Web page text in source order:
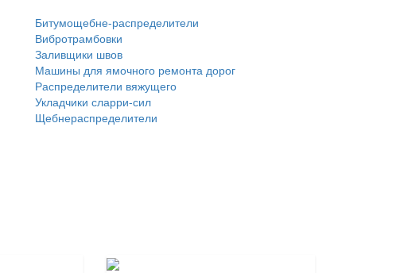
Битумощебне-распределители
Вибротрамбовки
Заливщики швов
Машины для ямочного ремонта дорог
Распределители вяжущего
Укладчики сларри-сил
Щебнераспределители